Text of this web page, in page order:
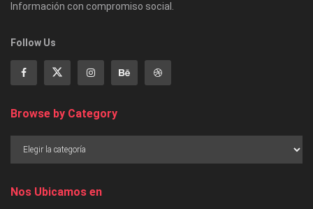
Información con compromiso social.
Follow Us
Browse by Category
Nos Ubicamos en